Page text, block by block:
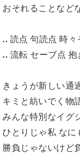
おそれることなど
.. 読点 句読点 時
.. 流転 セーブ点
きょうが新しい通
キミと紡いでく物
みんな特別なイグ
ひとりじゃ私 なに
勝負じゃないけど